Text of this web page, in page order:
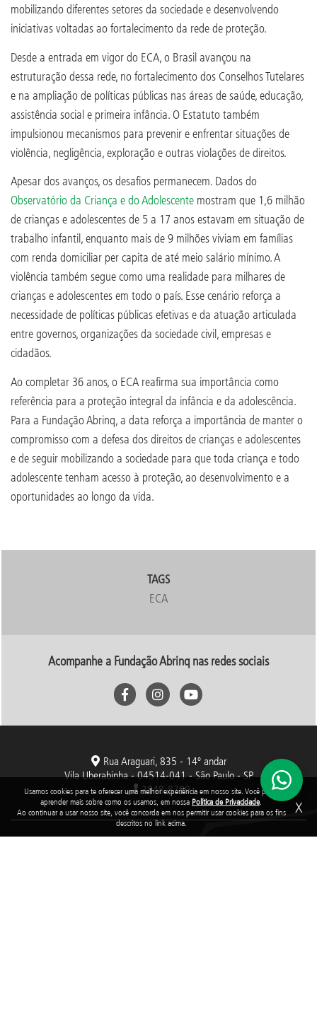
Usamos cookies para te oferecer uma melhor experiência em nosso site. Você pode
aprender mais sobre como os usamos, em nossa Política de Privacidade.
Ao continuar a usar nosso site, você concorda em nos permitir usar cookies para os fins
descritos no link acima.
X
mobilizando diferentes setores da sociedade e desenvolvendo
iniciativas voltadas ao fortalecimento da rede de proteção.
Desde a entrada em vigor do ECA, o Brasil avançou na
estruturação dessa rede, no fortalecimento dos Conselhos Tutelares
e na ampliação de políticas públicas nas áreas de saúde, educação,
assistência social e primeira infância. O Estatuto também
impulsionou mecanismos para prevenir e enfrentar situações de
violência, negligência, exploração e outras violações de direitos.
Apesar dos avanços, os desafios permanecem. Dados do
Observatório da Criança e do Adolescente mostram que 1,6 milhão
de crianças e adolescentes de 5 a 17 anos estavam em situação de
trabalho infantil, enquanto mais de 9 milhões viviam em famílias
com renda domiciliar per capita de até meio salário mínimo. A
violência também segue como uma realidade para milhares de
crianças e adolescentes em todo o país. Esse cenário reforça a
necessidade de políticas públicas efetivas e da atuação articulada
entre governos, organizações da sociedade civil, empresas e
cidadãos.
Ao completar 36 anos, o ECA reafirma sua importância como
referência para a proteção integral da infância e da adolescência.
Para a Fundação Abrinq, a data reforça a importância de manter o
compromisso com a defesa dos direitos de crianças e adolescentes
e de seguir mobilizando a sociedade para que toda criança e todo
adolescente tenham acesso à proteção, ao desenvolvimento e a
oportunidades ao longo da vida.
TAGS
ECA
Acompanhe a Fundação Abrinq nas redes sociais
Rua Araguari, 835 - 14º andar
Vila Uberabinha - 04514-041 - São Paulo - SP
3848-8799